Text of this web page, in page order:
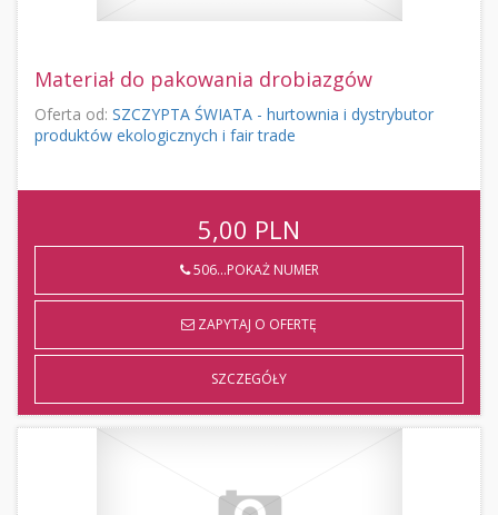
Materiał do pakowania drobiazgów
Oferta od: SZCZYPTA ŚWIATA - hurtownia i dystrybutor
produktów ekologicznych i fair trade
5,00 PLN
506...POKAŻ NUMER
ZAPYTAJ O OFERTĘ
SZCZEGÓŁY